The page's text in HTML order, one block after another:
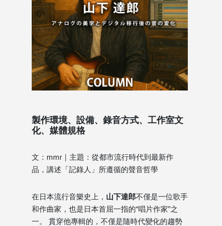
製作環境、設備、錄音方式、工作室文
化、媒體規格
文：mmr｜主題：從都市流行時代到最新作
品，講述「記錄人」所遵循的聲音哲學
在日本流行音樂史上， 山下達郎不僅是一位歌手
和作曲家，也是日本首屈一指的“唱片作家”之
一。 貫穿他專輯的，不僅是隨時代變化的趨勢